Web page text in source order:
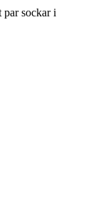
par sockar i